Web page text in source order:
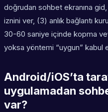
doğrudan sohbet ekranına
iznini ver, (3) anlık bağlantı
30-60 saniye içinde kopma
yoksa yöntemi “uygun” kabul
Android/iOS’ta
uygulamadan
var?